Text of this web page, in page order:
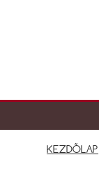
KEZDŐLAP